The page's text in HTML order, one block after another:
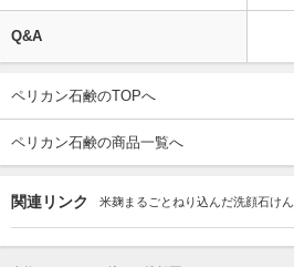
Q&A
ペリカン石鹸のTOPへ
ペリカン石鹸の商品一覧へ
関連リンク 米麹まるごとねり込んだ洗顔石けん